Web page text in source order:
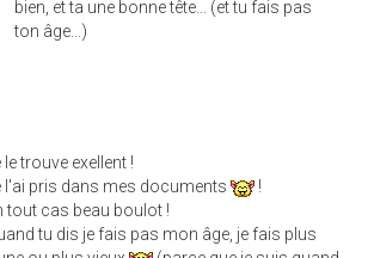
bien, et ta une bonne tête... (et tu fais pas
ton âge...)
le trouve exellent !
l'ai pris dans mes documents
!
tout cas beau boulot !
tu dis je fais pas mon âge, je fais plus